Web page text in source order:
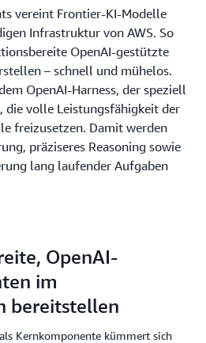
vereint Frontier-KI-Modelle
Infrastruktur von AWS. So
OpenAI-gestützte
– schnell und mühelos.
OpenAI-Harness, der speziell
volle Leistungsfähigkeit der
freizusetzen. Damit werden
präziseres Reasoning sowie
lang laufender Aufgaben
OpenAI-
im
bereitstellen
Kernkomponente kümmert sich